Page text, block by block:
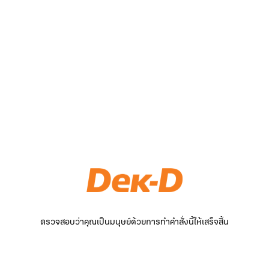
ตรวจสอบว่าคุณเป็นมนุษย์ด้วยการทำคำสั่งนี้ให้เสร็จสิ้น